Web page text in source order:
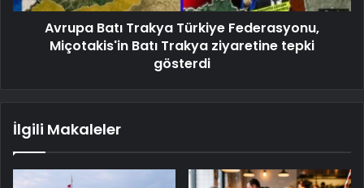
Avrupa Batı Trakya Türkiye Federasyonu,
Miçotakis'in Batı Trakya ziyaretine tepki
gösterdi
İlgili Makaleler